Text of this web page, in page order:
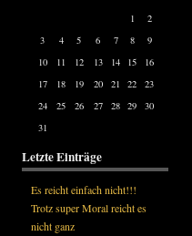
1
2
3
4 5 6 7 8
9
10
11 12 13 14 15
16
17
18 19 20 21 22
23
24
25 26 27 28 29
30
31
Letzte Einträge
Es reicht einfach nicht!!!
Trotz super Moral reicht es
nicht ganz